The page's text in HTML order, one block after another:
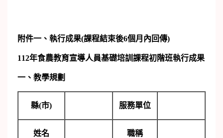
附件一、執行成果(課程結束後6個月內回傳)
112年食農教育宣導人員基礎培訓課程初階班執行成果
一、教學規劃
縣(市) 服務單位
姓名 職稱